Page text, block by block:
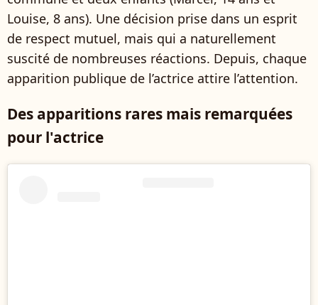
Louise, 8 ans). Une décision prise dans un esprit
de respect mutuel, mais qui a naturellement
suscité de nombreuses réactions. Depuis, chaque
apparition publique de l’actrice attire l’attention.
Des apparitions rares mais remarquées
pour l'actrice